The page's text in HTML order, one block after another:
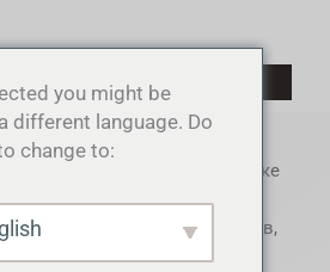
на производстве и поставке
высшего качества для
столов, гаражных столов,
столиков для
you might be
different language. Do
change to: